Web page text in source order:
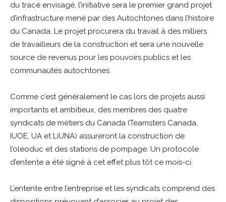
du tracé envisagé, l’initiative sera le premier grand projet
d’infrastructure mené par des Autochtones dans l’histoire
du Canada. Le projet procurera du travail à des milliers
de travailleurs de la construction et sera une nouvelle
source de revenus pour les pouvoirs publics et les
communautés autochtones.
Comme c’est généralement le cas lors de projets aussi
importants et ambitieux, des membres des quatre
syndicats de métiers du Canada (Teamsters Canada,
IUOE, UA et LiUNA) assureront la construction de
l’oléoduc et des stations de pompage. Un protocole
d’entente a été signé à cet effet plus tôt ce mois-ci.
L’entente entre l’entreprise et les syndicats comprend des